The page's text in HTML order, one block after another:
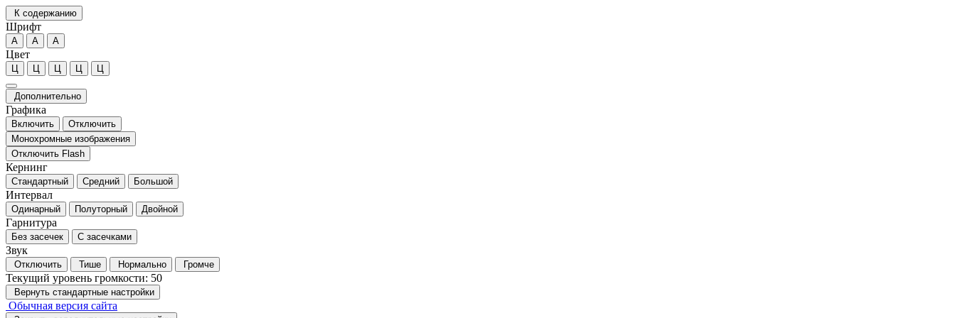
К содержанию
Шрифт
А А А
Цвет
Ц Ц Ц Ц Ц
Дополнительно
Графика
Включить
Отключить
Монохромные изображения
Отключить Flash
Кернинг
Стандартный Средний Большой
Интервал
Одинарный Полуторный Двойной
Гарнитура
Без засечек С засечками
Звук
Отключить Тише Нормально Громче
Текущий уровень громкости: 50
Вернуть стандартные настройки
Обычная версия сайта